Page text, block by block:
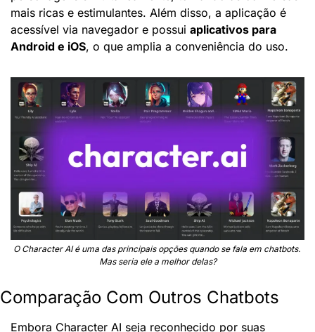
mais ricas e estimulantes. Além disso, a aplicação é
acessível via navegador e possui aplicativos para
Android e iOS, o que amplia a conveniência do uso.
O Character AI é uma das principais opções quando se fala em chatbots.
Mas seria ele a melhor delas?
Comparação Com Outros Chatbots